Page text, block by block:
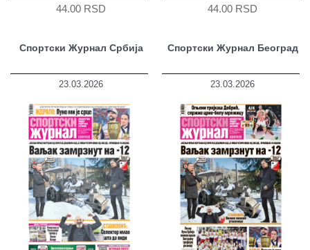
44.00 RSD 44.00 RSD
Спортски Журнал Србија
23.03.2026
Спортски Журнал Београд
23.03.2026